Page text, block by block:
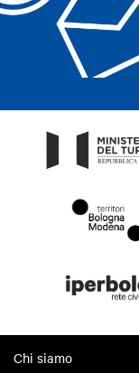
Chi siamo